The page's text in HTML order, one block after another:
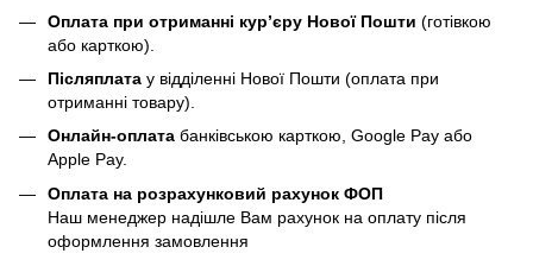
Оплата при отриманні кур’єру Нової Пошти (готівкою
або карткою).
Післяплата у відділенні Нової Пошти (оплата при
отриманні товару).
Онлайн-оплата банківською карткою, Google Pay або
Apple Pay.
Оплата на розрахунковий рахунок ФОП
Наш менеджер надішле Вам рахунок на оплату після
оформлення замовлення